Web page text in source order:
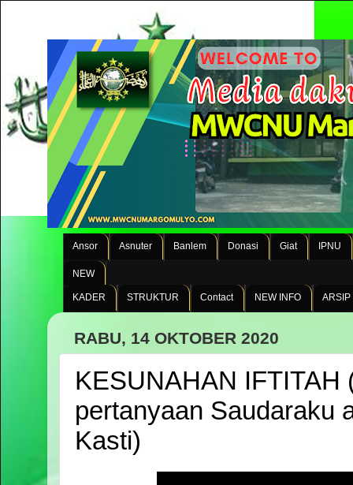
Ansor Asnuter Banlem Donasi Giat IPNU
NEW
KADER STRUKTUR Contact NEW INFO ARSIP
RABU, 14 OKTOBER 2020
KESUNAHAN IFTITAH
pertanyaan Saudaraku
Kasti)